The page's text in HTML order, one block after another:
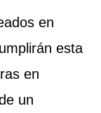
en
esta
en
un